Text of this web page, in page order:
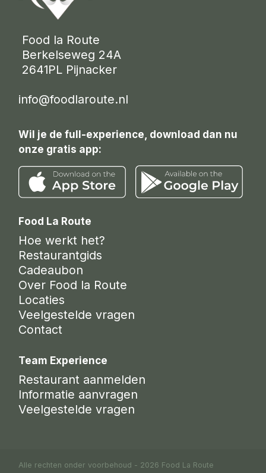
Food la Route
Berkelseweg 24A
2641PL Pijnacker
info@foodlaroute.nl
Wil je de full-experience, download dan nu
onze gratis app:
Food La Route
Hoe werkt het?
Restaurantgids
Cadeaubon
Over Food la Route
Locaties
Veelgestelde vragen
Contact
Team Experience
Restaurant aanmelden
Informatie aanvragen
Veelgestelde vragen
Alle rechten onder voorbehoud - 2026 Food La Route